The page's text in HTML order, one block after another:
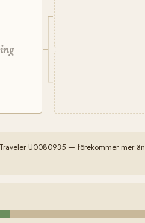
Traveler U0080935 — förekommer mer